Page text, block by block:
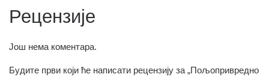
Рецензије
Још нема коментара.
Будите први који ће написати рецензију за „Пољопривредно